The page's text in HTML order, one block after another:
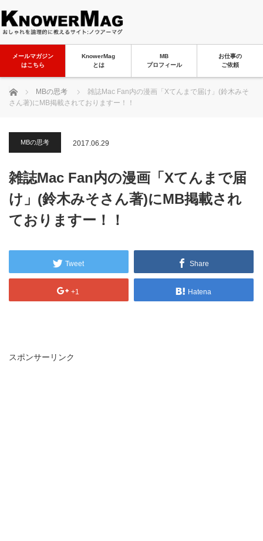
メールマガジン
はこちら
KnowerMag
とは
MB
プロフィール
お仕事の
ご依頼
ホーム MBの思考
雑誌Mac Fan内の漫画「Xてんまで届け」(鈴木みそ
さん著)にMB掲載されておりますー！！
MBの思考 2017.06.29
雑誌Mac Fan内の漫画「Xてんまで届
け」(鈴木みそさん著)にMB掲載され
ておりますー！！
Tweet Share
+1 Hatena
スポンサーリンク